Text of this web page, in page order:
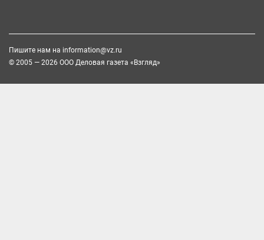
Пишите нам на information@vz.ru
© 2005 — 2026 ООО Деловая газета «Взгляд»